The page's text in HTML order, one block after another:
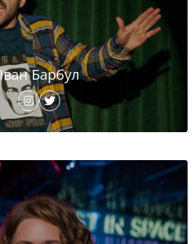
Іван Барбул